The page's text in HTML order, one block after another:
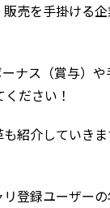
売を手掛ける企
ナス（賞与）
ださい！
紹介していき
登録ユーザー